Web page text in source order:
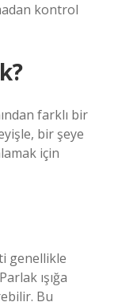
kontrol
farklı bir
bir şeye
için
genellikle
ışığa
Bu